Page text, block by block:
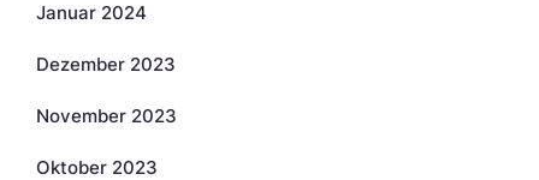
Januar 2024
Dezember 2023
November 2023
Oktober 2023